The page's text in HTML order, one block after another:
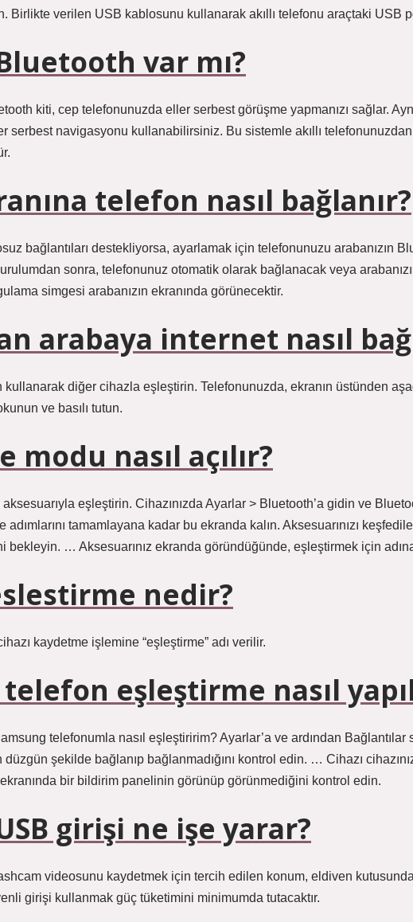
Birlikte verilen USB kablosunu kullanarak akıllı telefonu araçtaki USB
var mı?
kiti, cep telefonunuzda eller serbest görüşme yapmanızı sağlar.
serbest navigasyonu kullanabilirsiniz. Bu sistemle akıllı
telefon nasıl bağlanır?
bağlantıları destekliyorsa, ayarlamak için telefonunuzu arabanızın
sonra, telefonunuz otomatik olarak bağlanacak veya
simgesi arabanızın ekranında görünecektir.
arabaya internet nasıl
diğer cihazla eşleştirin. Telefonunuzda, ekranın üstünden
ve basılı tutun.
modu nasıl açılır?
aksesuarıyla eşleştirin. Cihazınızda Ayarlar > Bluetooth’a gidin ve
adımlarını tamamlayana kadar bu ekranda kalın. Aksesuarınızı
bekleyin. … Aksesuarınız ekranda göründüğünde, eşleştirmek için
nedir?
kaydetme işlemine “eşleştirme” adı verilir.
eşleştirme nasıl
telefonumla nasıl eşleştiririm? Ayarlar’a ve ardından
düzgün şekilde bağlanıp bağlanmadığını kontrol edin. … Cihazı
bir bildirim panelinin görünüp görünmediğini kontrol edin.
girişi ne işe yarar?
videosunu kaydetmek için tercih edilen konum, eldiven
girişi kullanmak güç tüketimini minimumda tutacaktır.